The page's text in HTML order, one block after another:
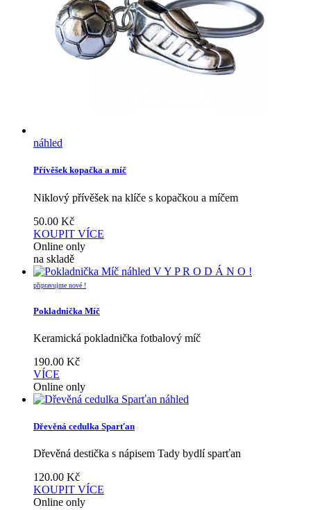
náhled
Přívěšek kopačka a míč
Niklový přívěšek na klíče s kopačkou a míčem
50.00 Kč
KOUPIT VÍCE
Online only
na skladě
náhled V Y P R O D Á N O !
připravujme nové !
Pokladnička Míč
Keramická pokladnička fotbalový míč
190.00 Kč
VÍCE
Online only
náhled
Dřevěná cedulka Sparťan
Dřevěná destička s nápisem Tady bydlí sparťan
120.00 Kč
KOUPIT VÍCE
Online only